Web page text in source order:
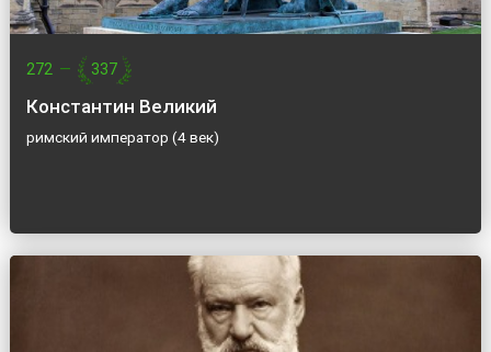
272 — 337
Константин Великий
римский император (4 век)